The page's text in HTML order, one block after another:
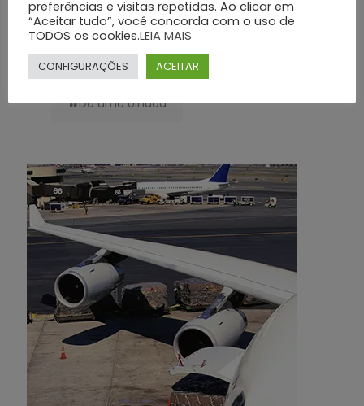
Planos Funerários Preventivos: Conheça os Benefícios do Grupo Silva
Dá uma olhada
preferências e visitas repetidas. Ao clicar em
“Aceitar tudo”, você concorda com o uso de
TODOS os cookies.LEIA MAIS
CONFIGURAÇÕES ACEITAR